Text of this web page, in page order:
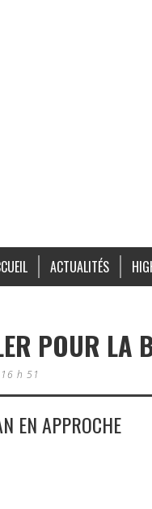
ACTUALITÉS
POUR LA
h 51
EN APPROCHE